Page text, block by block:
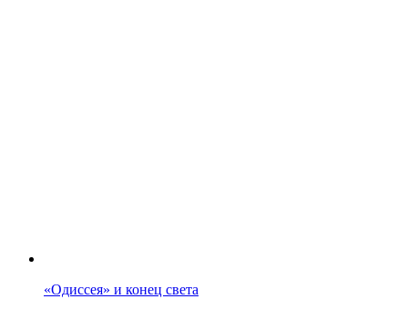
«Одиссея» и конец света